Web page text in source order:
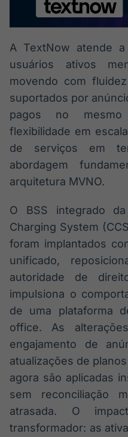
A TextNow atende
usuários ativos
movendo com
suportados por
pagos no
flexibilidade em
de serviços em
abordagem
arquitetura MVNO.
O BSS integrado
Charging System
foram implantados
unificado,
autoridade de
impulsiona o
de uma plataforma
office. As
engajamento de
atualizações de
agora são aplicadas
sem reconciliação
atrasada. O
transformador: as